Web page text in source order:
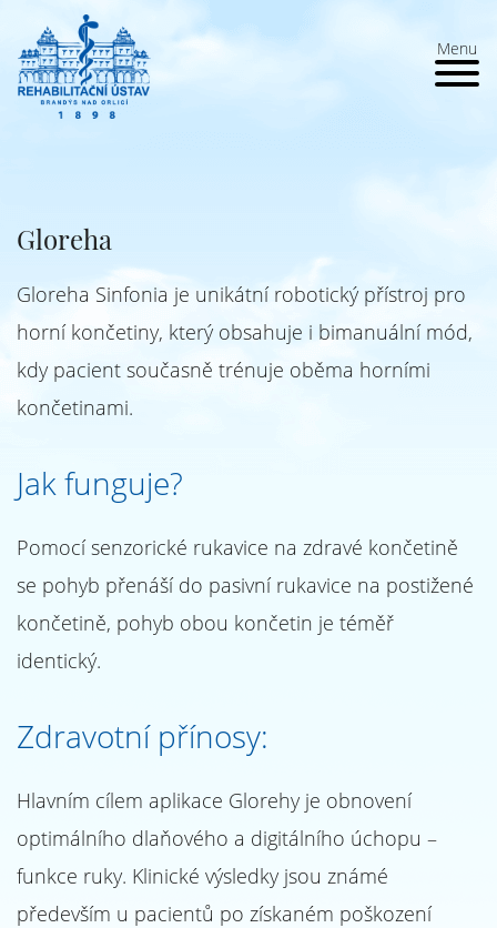
Menu
Gloreha
Gloreha Sinfonia je unikátní robotický přístroj pro
horní končetiny, který obsahuje i bimanuální mód,
kdy pacient současně trénuje oběma horními
končetinami.
Jak funguje?
Pomocí senzorické rukavice na zdravé končetině
se pohyb přenáší do pasivní rukavice na postižené
končetině, pohyb obou končetin je téměř
identický.
Zdravotní přínosy:
Hlavním cílem aplikace Glorehy je obnovení
optimálního dlaňového a digitálního úchopu –
funkce ruky. Klinické výsledky jsou známé
především u pacientů po získaném poškození